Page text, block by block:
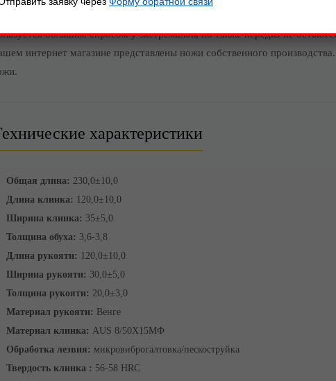
подведет вас. Туристические ножи сейчас не только спортивный
большим спросом у экстремалов, но также нередко не
интернет магазине представлены ножи собственного
характеристики
Общая длина: 230,0±10,0
Длина клинка: 120,0±10,0
Ширина клинка: 35±5,0
Толщина обуха: 3,6-3,8
Длина рукояти: 120,0±10,0
Ширина рукояти: 30,0±5,0
Толщина рукояти: 20,0±3,0
Материал рукояти: Венге
Материал клинка: AUS 8/50Х15МФ
Обработка лезвия: микровиброгалтовка/пескоструйка
Твердость клинка : 56-58 HRC